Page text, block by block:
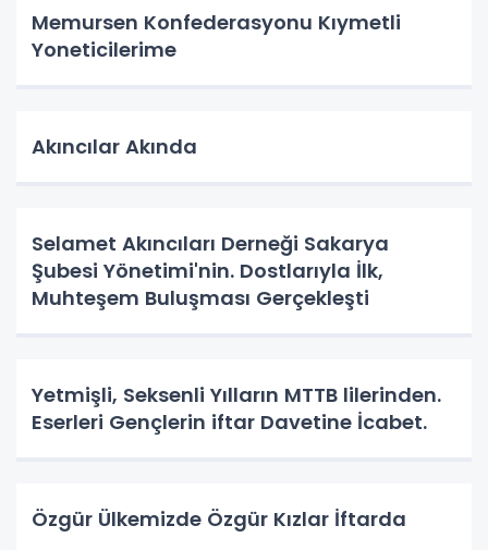
Memursen Konfederasyonu Kıymetli
Yoneticilerime
Akıncılar Akında
Selamet Akıncıları Derneği Sakarya
Şubesi Yönetimi'nin. Dostlarıyla İlk,
Muhteşem Buluşması Gerçekleşti
Yetmişli, Seksenli Yılların MTTB lilerinden.
Eserleri Gençlerin iftar Davetine İcabet.
Özgür Ülkemizde Özgür Kızlar İftarda